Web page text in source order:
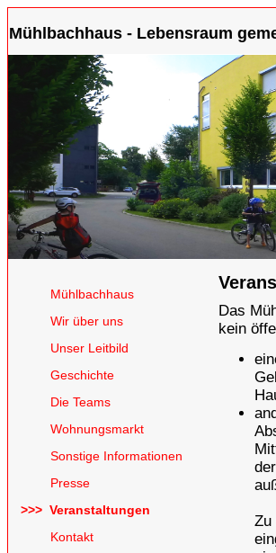
Mühlbachhaus - Lebensraum
Mühlbachhaus
Wir über uns
Unser Leitbild
Geschichte
Die Teams
Wohnungsmarkt
Sonstige Informationen
Presse
>>> Veranstaltungen
Kontakt
Das
kein
Zu